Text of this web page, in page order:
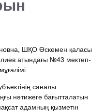
ШҚО Өскемен қаласы
атындағы №43 мектеп-
саналы
нәтижеге бағытталатын
адамның қызметін